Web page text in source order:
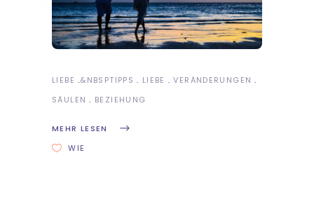
LIEBE &NBSPTIPPS LIEBE
VERÄNDERUNGEN
SÄULEN
BEZIEHUNG
MEHR LESEN
WIE